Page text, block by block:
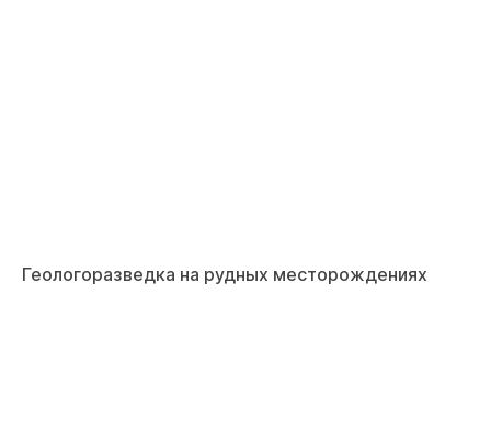
Геологоразведка на рудных месторождениях